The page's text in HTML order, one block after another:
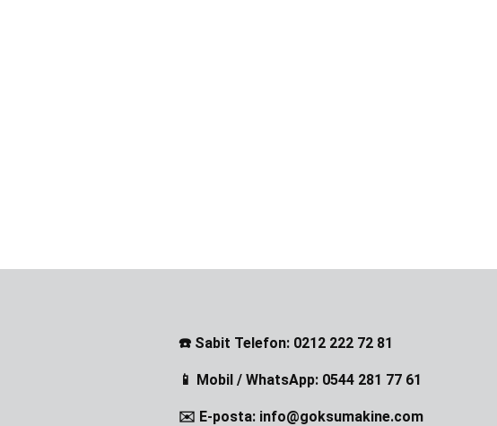
☎️ Sabit Telefon: 0212 222 72 81
📱 Mobil / WhatsApp: 0544 281 77 61
✉️ E-posta: info@goksumakine.com